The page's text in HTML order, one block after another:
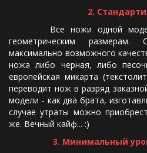
2.
Все ножи одной модели
геометрическим размерам.
максимально возможного
ножа либо черная, либо
европейская микарта
переводит нож в разряд
модели - как два брата,
случае утраты можно
же. Вечный кайф... :)
3. Минимальный